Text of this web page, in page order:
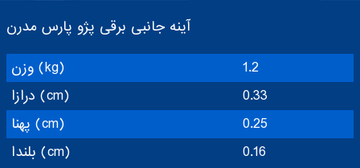
آینه جانبی برقی پژو پارس مدرن
وزن (kg)
1.2
درازا (cm)
0.33
پهنا (cm)
0.25
بلندا (cm)
0.16